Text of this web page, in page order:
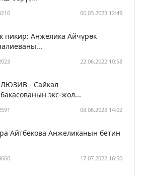
06.03.2023 12:49
пикир: Анжелика Айчүрөк
22.06.2022 10:58
- Сайкал
экс-жол...
08.06.2023 14:02
Айтбекова Анжеликанын бетин
17.07.2022 16:50